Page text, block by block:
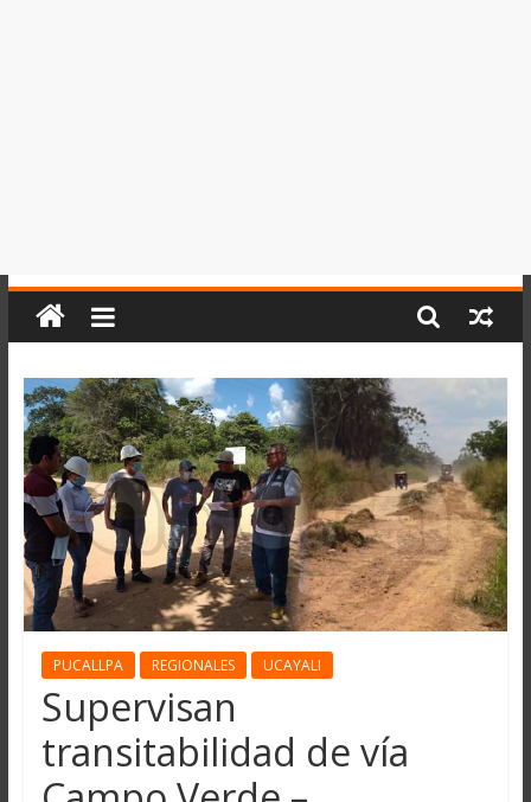
PUCALLPA REGIONALES UCAYALI
Supervisan
transitabilidad de vía